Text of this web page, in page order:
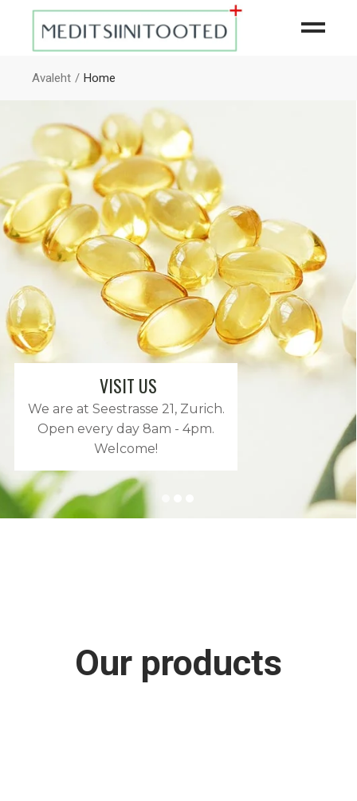
Avaleht Home
VISIT US
We are at Seestrasse 21, Zurich.
Open every day 8am - 4pm.
Welcome!
Our products